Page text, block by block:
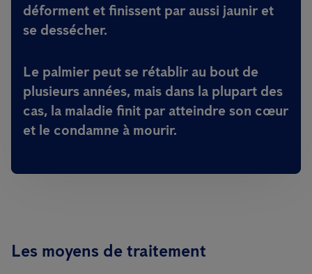
déforment et finissent par aussi jaunir et
se dessécher.
Le palmier peut se rétablir au bout de
plusieurs années, mais dans la plupart des
cas, la maladie finit par atteindre son cœur
et le condamne à mourir.
Les moyens de traitement